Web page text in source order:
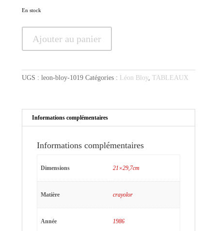
En stock
Bloy
crayolor
Ajouter au panier
UGS : leon-bloy-1019 Catégories : Léon Bloy, TABLEAUX
Informations complémentaires
Informations complémentaires
Dimensions 21×29,7cm
Matière crayolor
Année 1986